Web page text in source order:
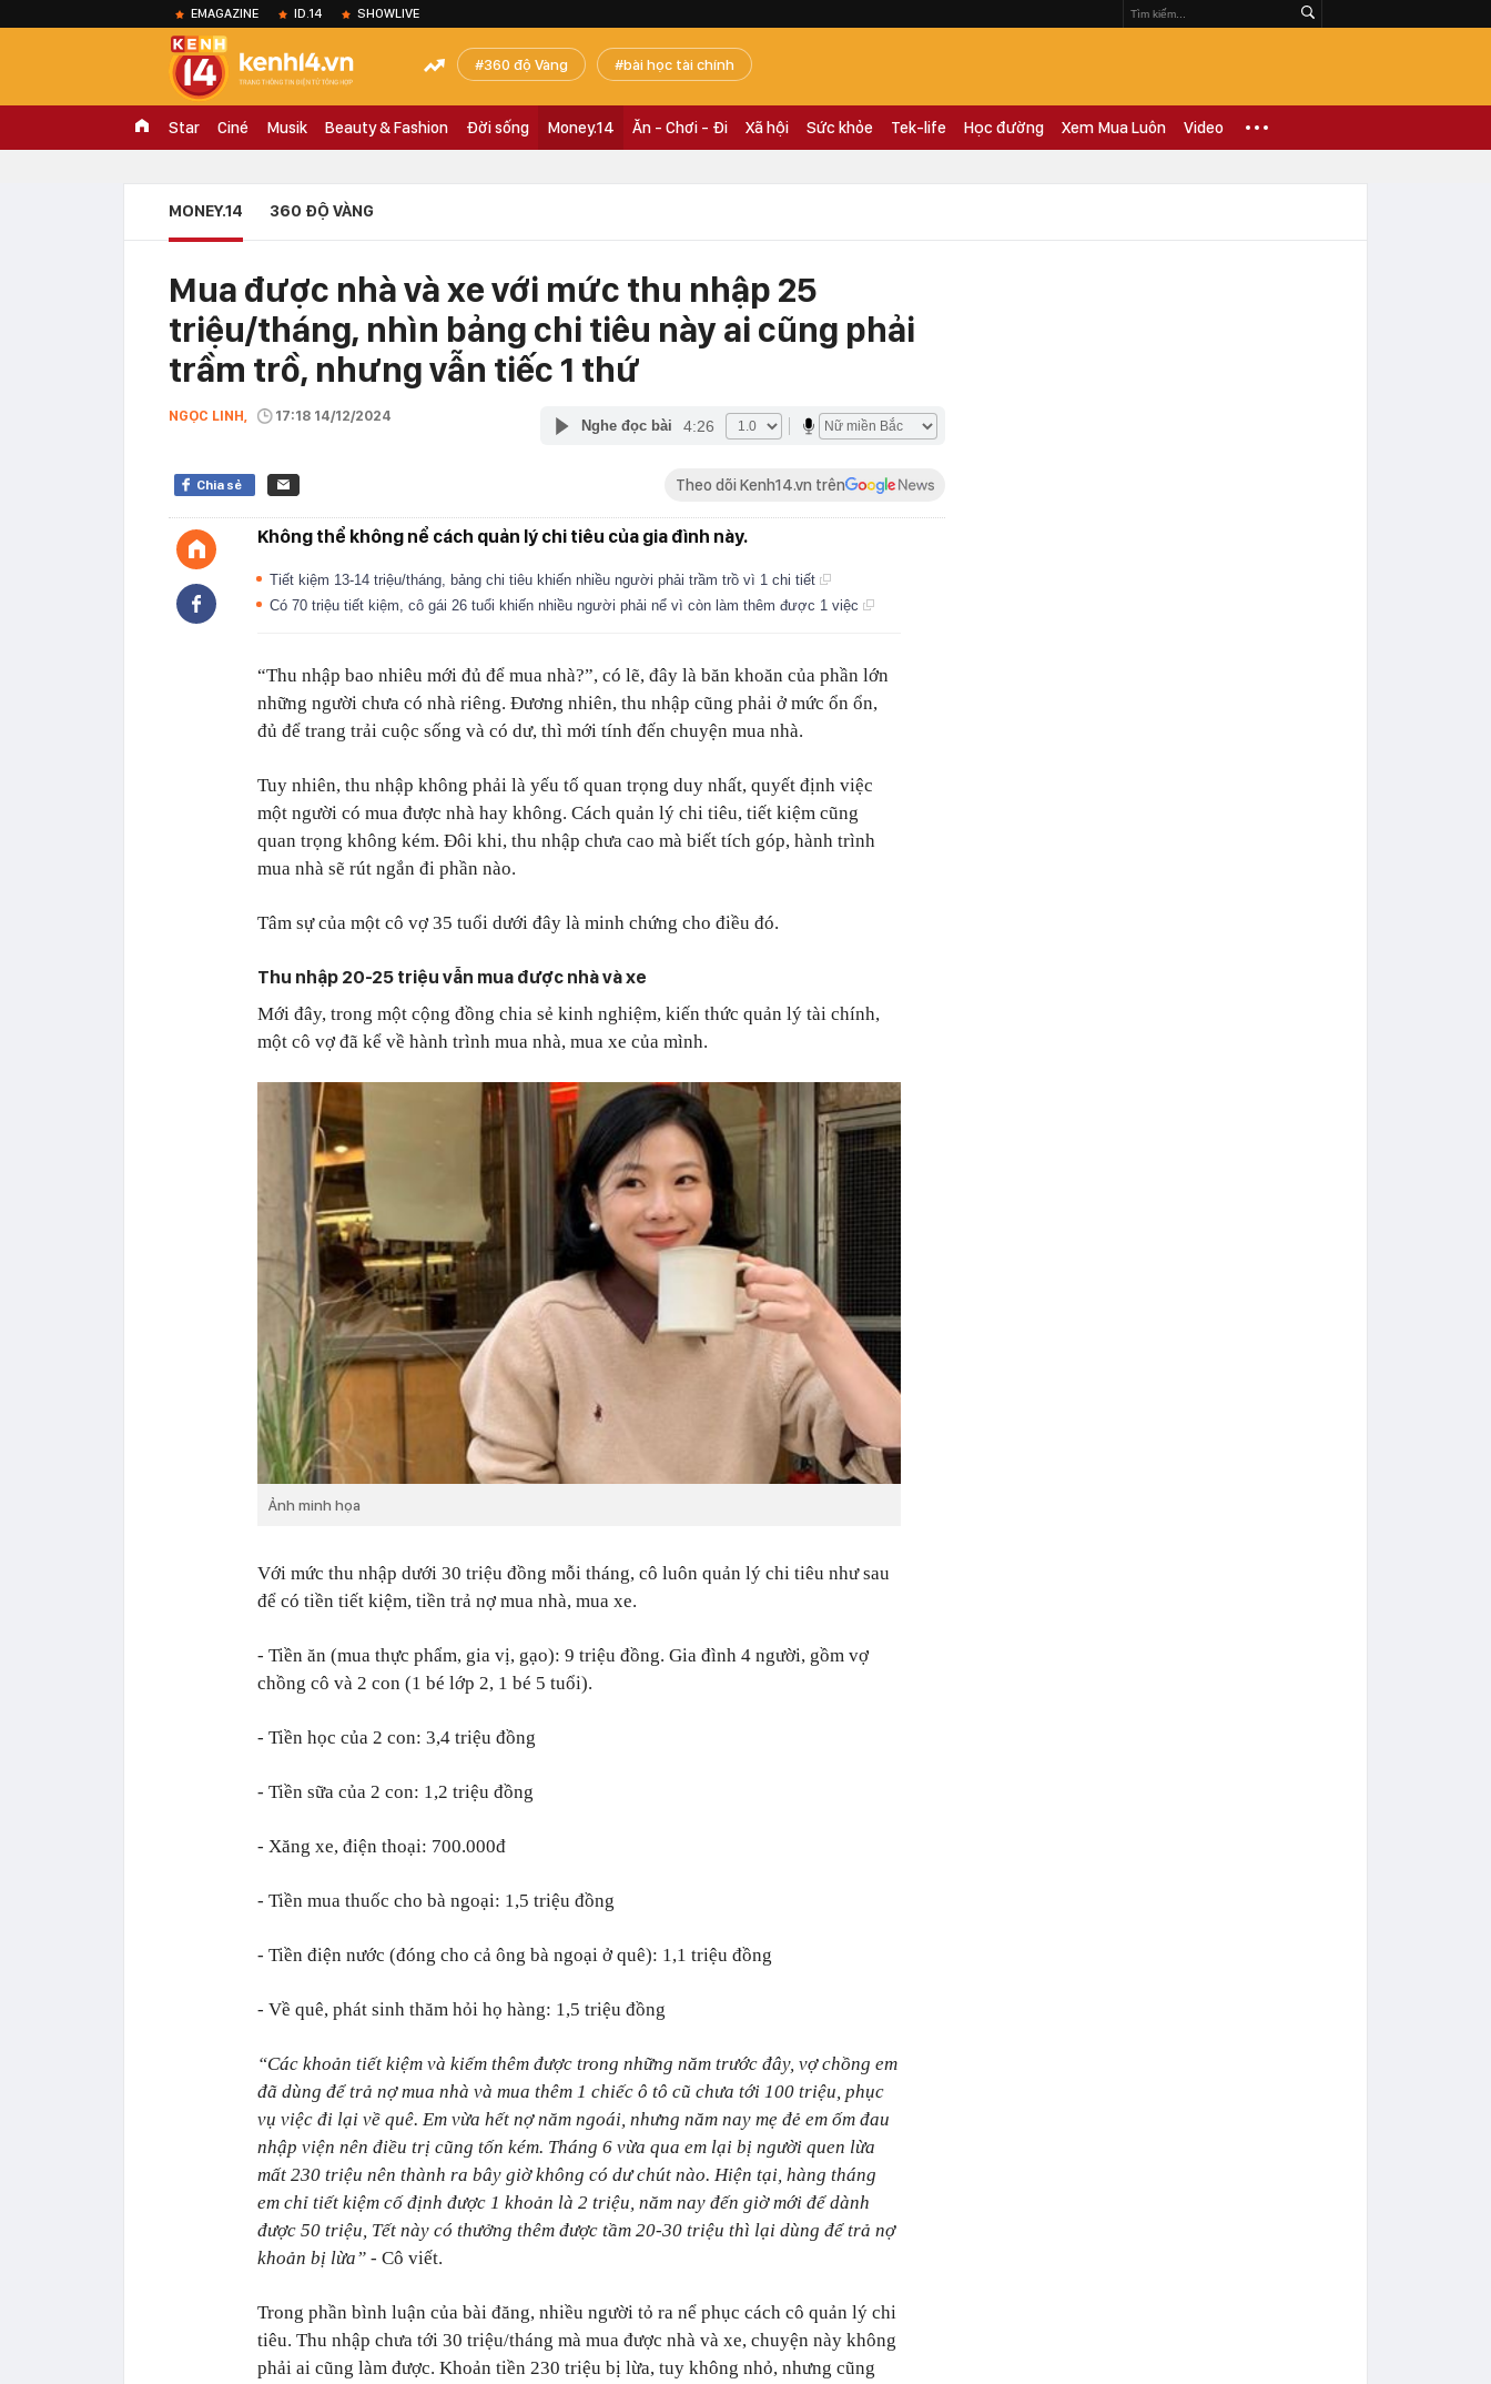
EMAGAZINE ID.14 SHOWLIVE
360 độ Vàng bài học tài chính
Star Ciné Musik Beauty & Fashion Đời sống Money.14 Ăn - Chơi - Đi Xã hội Sức khỏe Tek-life Học đường Xem Mua Luôn Video
MONEY.14 360 ĐỘ VÀNG
Mua được nhà và xe với mức thu nhập 25
triệu/tháng, nhìn bảng chi tiêu này ai cũng phải
trầm trồ, nhưng vẫn tiếc 1 thứ
NGỌC LINH, 17:18 14/12/2024
Nghe đọc bài 4:26
Chia sẻ Theo dõi Kenh14.vn trên
Không thể không nể cách quản lý chi tiêu của gia đình này.
Tiết kiệm 13-14 triệu/tháng, bảng chi tiêu khiến nhiều người phải trầm trồ vì 1 chi tiết
Có 70 triệu tiết kiệm, cô gái 26 tuổi khiến nhiều người phải nể vì còn làm thêm được 1 việc
“Thu nhập bao nhiêu mới đủ để mua nhà?”, có lẽ, đây là băn khoăn của phần lớn
những người chưa có nhà riêng. Đương nhiên, thu nhập cũng phải ở mức ổn ổn,
đủ để trang trải cuộc sống và có dư, thì mới tính đến chuyện mua nhà.
Tuy nhiên, thu nhập không phải là yếu tố quan trọng duy nhất, quyết định việc
một người có mua được nhà hay không. Cách quản lý chi tiêu, tiết kiệm cũng
quan trọng không kém. Đôi khi, thu nhập chưa cao mà biết tích góp, hành trình
mua nhà sẽ rút ngắn đi phần nào.
Tâm sự của một cô vợ 35 tuổi dưới đây là minh chứng cho điều đó.
Thu nhập 20-25 triệu vẫn mua được nhà và xe
Mới đây, trong một cộng đồng chia sẻ kinh nghiệm, kiến thức quản lý tài chính,
một cô vợ đã kể về hành trình mua nhà, mua xe của mình.
Ảnh minh họa
Với mức thu nhập dưới 30 triệu đồng mỗi tháng, cô luôn quản lý chi tiêu như sau
để có tiền tiết kiệm, tiền trả nợ mua nhà, mua xe.
- Tiền ăn (mua thực phẩm, gia vị, gạo): 9 triệu đồng. Gia đình 4 người, gồm vợ
chồng cô và 2 con (1 bé lớp 2, 1 bé 5 tuổi).
- Tiền học của 2 con: 3,4 triệu đồng
- Tiền sữa của 2 con: 1,2 triệu đồng
- Xăng xe, điện thoại: 700.000đ
- Tiền mua thuốc cho bà ngoại: 1,5 triệu đồng
- Tiền điện nước (đóng cho cả ông bà ngoại ở quê): 1,1 triệu đồng
- Về quê, phát sinh thăm hỏi họ hàng: 1,5 triệu đồng
“Các khoản tiết kiệm và kiếm thêm được trong những năm trước đây, vợ chồng em
đã dùng để trả nợ mua nhà và mua thêm 1 chiếc ô tô cũ chưa tới 100 triệu, phục
vụ việc đi lại về quê. Em vừa hết nợ năm ngoái, nhưng năm nay mẹ đẻ em ốm đau
nhập viện nên điều trị cũng tốn kém. Tháng 6 vừa qua em lại bị người quen lừa
mất 230 triệu nên thành ra bây giờ không có dư chút nào. Hiện tại, hàng tháng
em chỉ tiết kiệm cố định được 1 khoản là 2 triệu, năm nay đến giờ mới để dành
được 50 triệu, Tết này có thưởng thêm được tầm 20-30 triệu thì lại dùng để trả nợ
khoản bị lừa” - Cô viết.
Trong phần bình luận của bài đăng, nhiều người tỏ ra nể phục cách cô quản lý chi
tiêu. Thu nhập chưa tới 30 triệu/tháng mà mua được nhà và xe, chuyện này không
phải ai cũng làm được. Khoản tiền 230 triệu bị lừa, tuy không nhỏ, nhưng cũng